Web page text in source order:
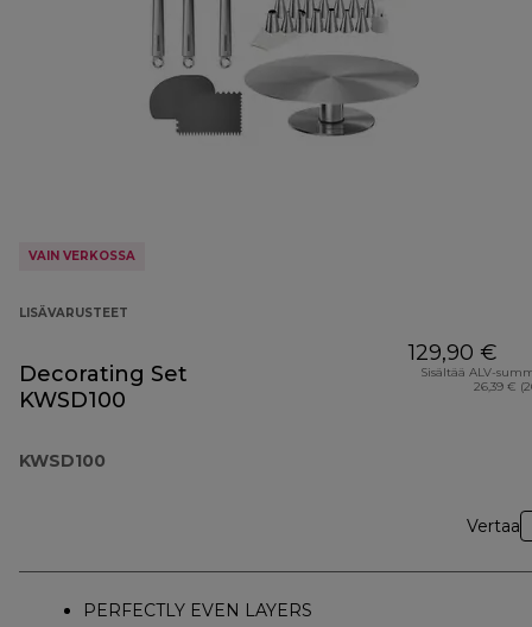
VAIN VERKOSSA
LISÄVARUSTEET
Decorating Set
KWSD100
KWSD100
129,90 €
Sisältää ALV-
26,39 €
Vertaa
PERFECTLY EVEN LAYERS